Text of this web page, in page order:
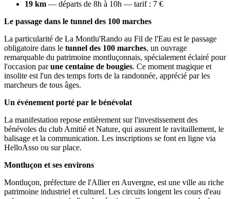
19 km — départs de 8h à 10h — tarif : 7 €
Le passage dans le tunnel des 100 marches
La particularité de La Montlu'Rando au Fil de l'Eau est le passage
obligatoire dans le tunnel des 100 marches, un ouvrage
remarquable du patrimoine montluçonnais, spécialement éclairé pour
l'occasion parune centaine de bougies. Ce moment magique et
insolite est l'un des temps forts de la randonnée, apprécié par les
marcheurs de tous âges.
Un événement porté par le bénévolat
La manifestation repose entièrement sur l'investissement des
bénévoles du club Amitié et Nature, qui assurent le ravitaillement, le
balisage et la communication. Les inscriptions se font en ligne via
HelloAsso ou sur place.
Montluçon et ses environs
Montluçon, préfecture de l'Allier en Auvergne, est une ville au riche
patrimoine industriel et culturel. Les circuits longent les cours d'eau